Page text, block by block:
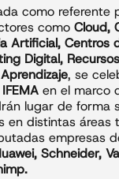
como referente
como Cloud,
Artificial, Centros
Digital,
, se
en el marco
lugar de forma
en distintas áreas
empresas
Schneider,